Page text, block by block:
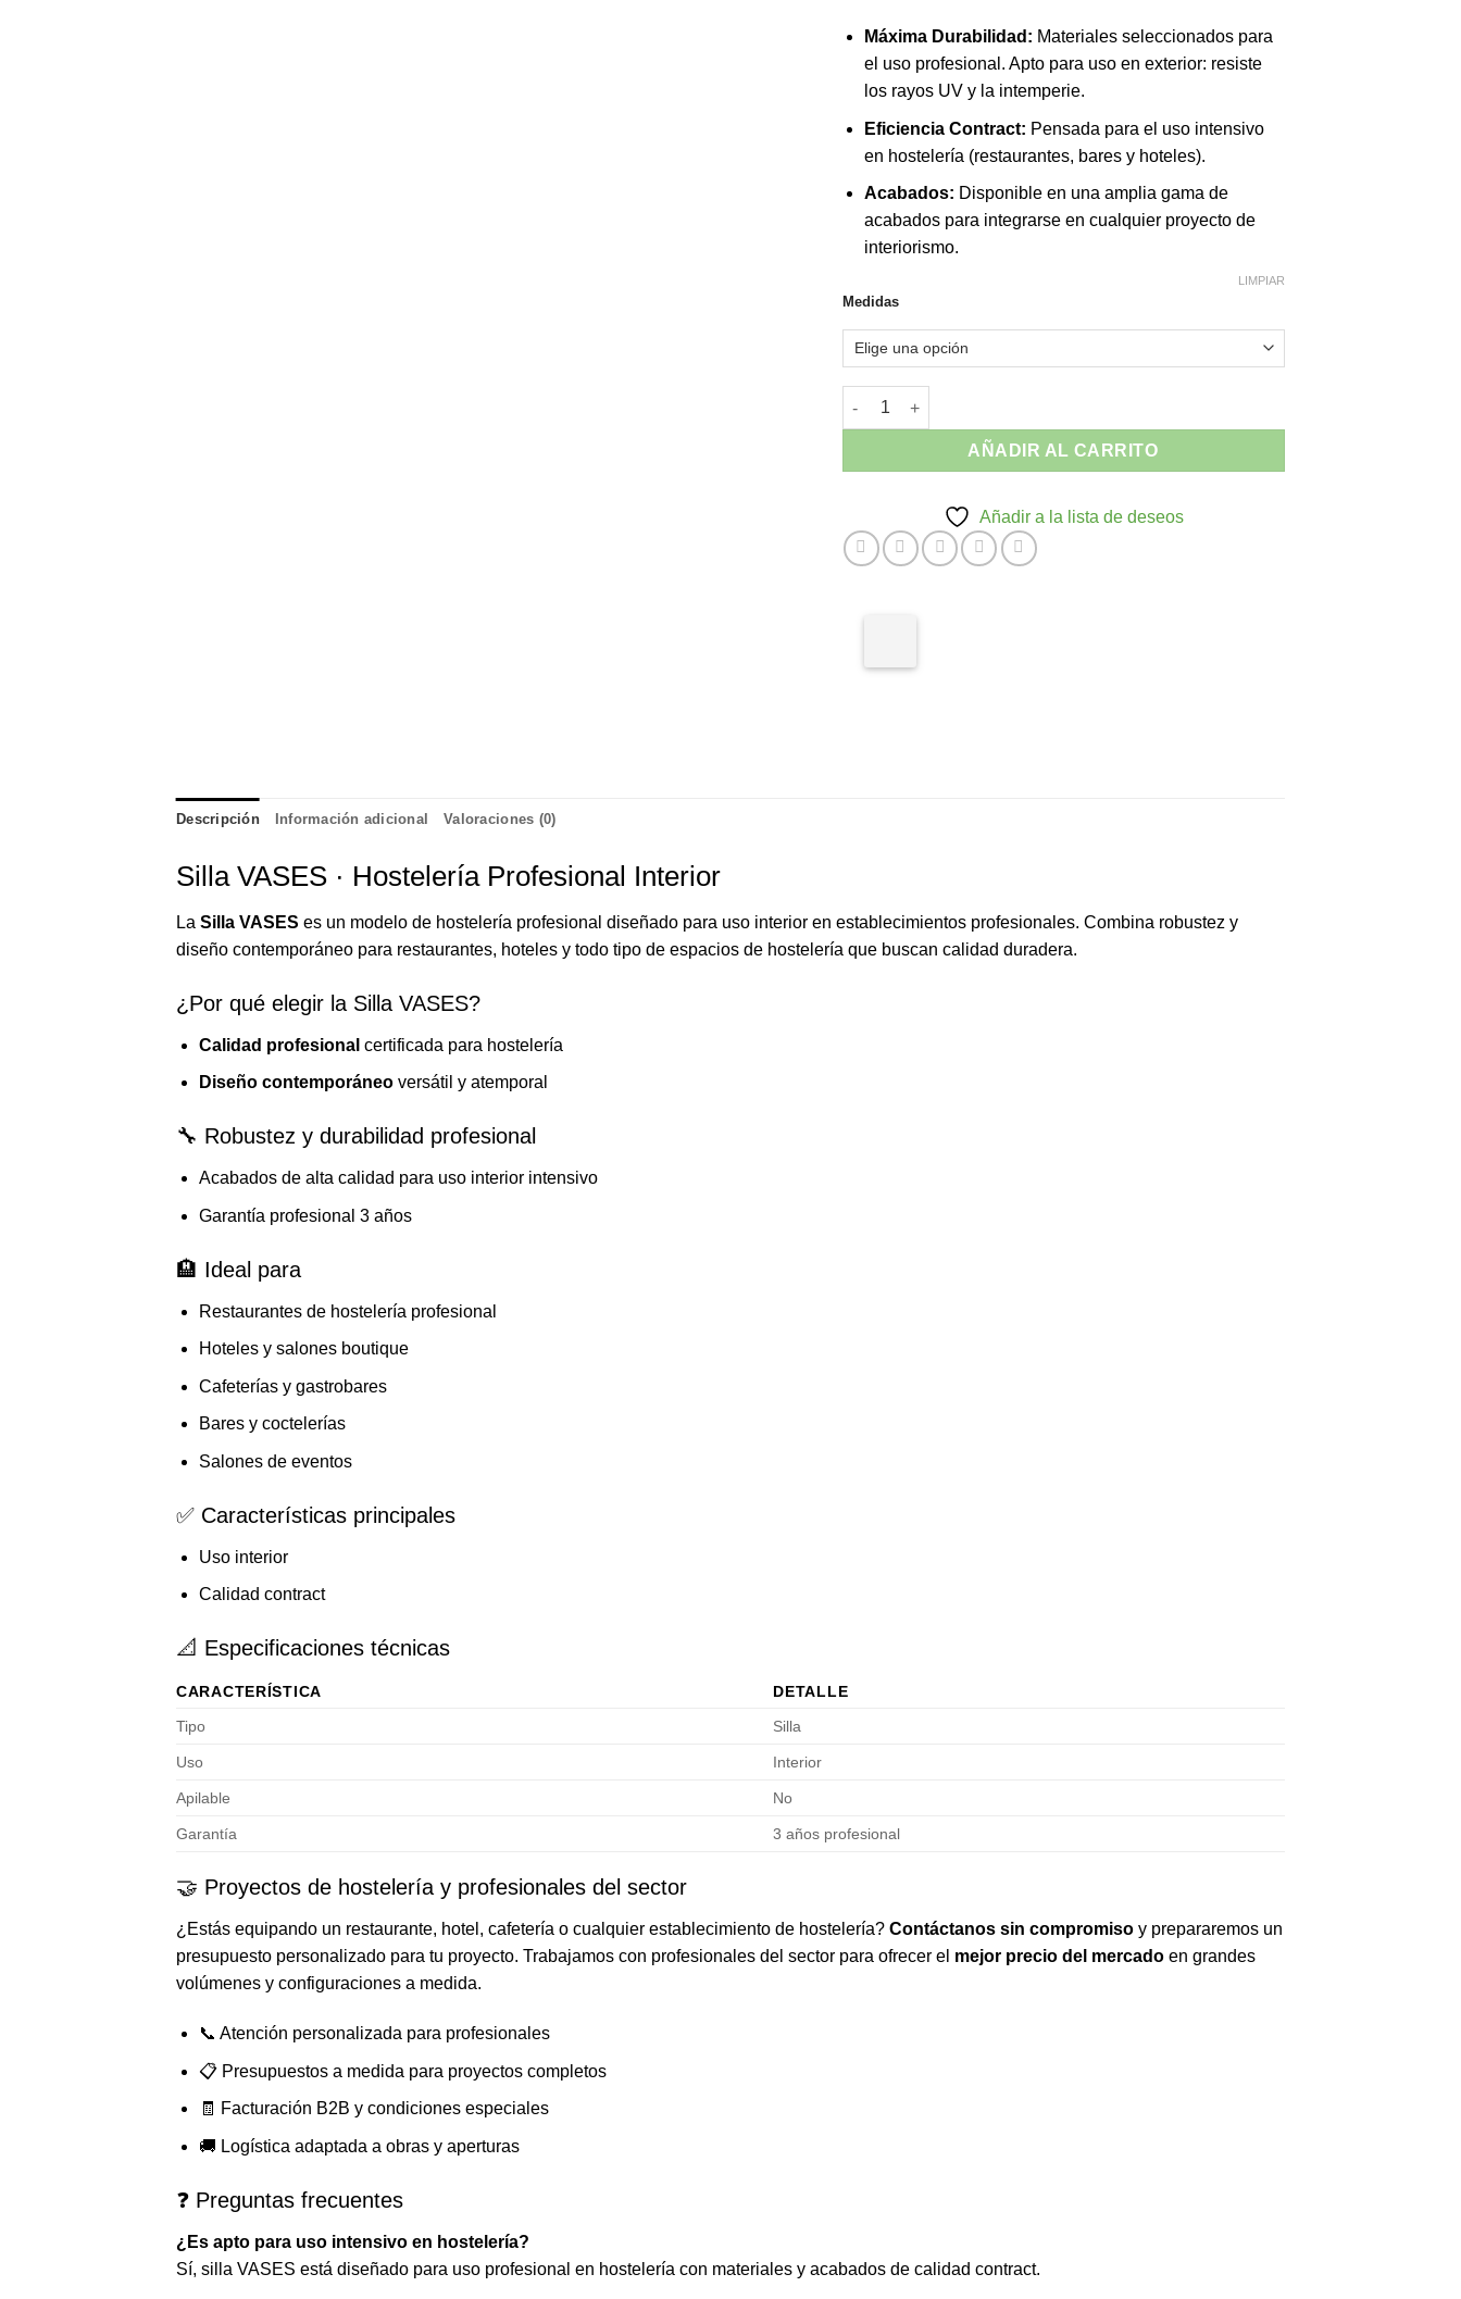
2.105,40€
Máxima Durabilidad: Materiales seleccionados para
el uso profesional. Apto para uso en exterior: resiste
los rayos UV y la intemperie.
Eficiencia Contract: Pensada para el uso intensivo
en hostelería (restaurantes, bares y hoteles).
Acabados: Disponible en una amplia gama de
acabados para integrarse en cualquier proyecto de
interiorismo.
Medidas
LIMPIAR
Lámpara VASES Vondom - Exterior cantidad
AÑADIR AL CARRITO
Añadir a la lista de deseos
Descripción Información adicional Valoraciones (0)
Silla VASES · Hostelería Profesional Interior
La Silla VASES es un modelo de hostelería profesional diseñado para uso interior en establecimientos profesionales. Combina robustez y
diseño contemporáneo para restaurantes, hoteles y todo tipo de espacios de hostelería que buscan calidad duradera.
¿Por qué elegir la Silla VASES?
Calidad profesional certificada para hostelería
Diseño contemporáneoversátil y atemporal
🔧 Robustez y durabilidad profesional
Acabados de alta calidad para uso interior intensivo
Garantía profesional 3 años
🏨 Ideal para
Restaurantes de hostelería profesional
Hoteles y salones boutique
Cafeterías y gastrobares
Bares y coctelerías
Salones de eventos
✅ Características principales
Uso interior
Calidad contract
📐 Especificaciones técnicas
CARACTERÍSTICA
DETALLE
Tipo
Silla
Uso Interior
Apilable No
Garantía 3 años profesional
🤝 Proyectos de hostelería y profesionales del sector
¿Estás equipando un restaurante, hotel, cafetería o cualquier establecimiento de hostelería? Contáctanos sin compromiso y prepararemos un
presupuesto personalizado para tu proyecto. Trabajamos con profesionales del sector para ofrecer el mejor precio del mercado en grandes
volúmenes y configuraciones a medida.
📞 Atención personalizada para profesionales
📋 Presupuestos a medida para proyectos completos
🧾 Facturación B2B y condiciones especiales
🚚 Logística adaptada a obras y aperturas
❓ Preguntas frecuentes
¿Es apto para uso intensivo en hostelería?
Sí, silla VASES está diseñado para uso profesional en hostelería con materiales y acabados de calidad contract.